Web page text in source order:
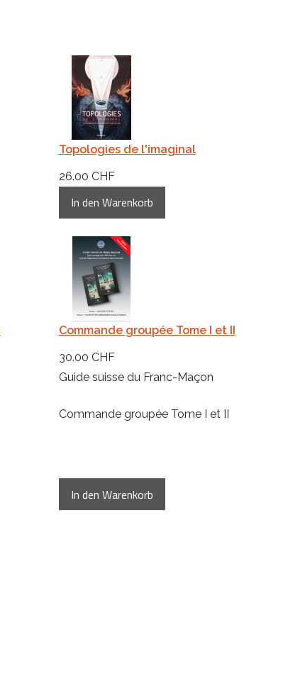
Topologies de l'imaginal
26.00 CHF
Commande groupée Tome I et II
30.00 CHF
Guide suisse du Franc-Maçon
Commande groupée Tome I et II